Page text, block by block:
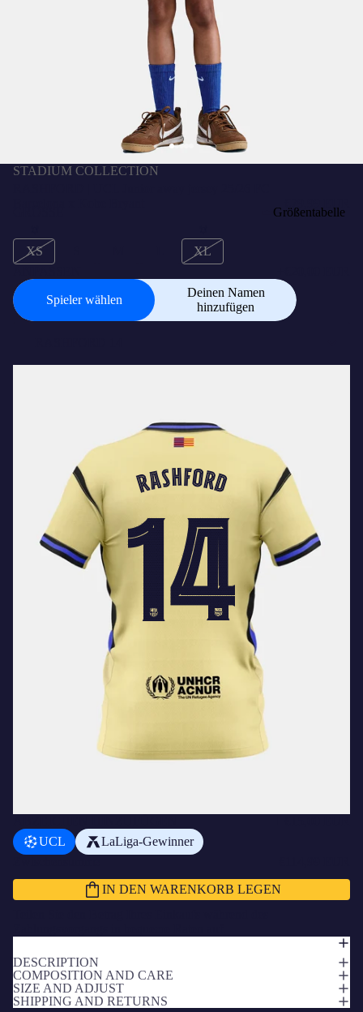
STADIUM COLLECTION
Größentabelle
XS
XL
Spieler wählen
Deinen Namen
hinzufügen
UCL
LaLiga-Gewinner
IN DEN WARENKORB LEGEN
DESCRIPTION
COMPOSITION AND CARE
SIZE AND ADJUST
SHIPPING AND RETURNS